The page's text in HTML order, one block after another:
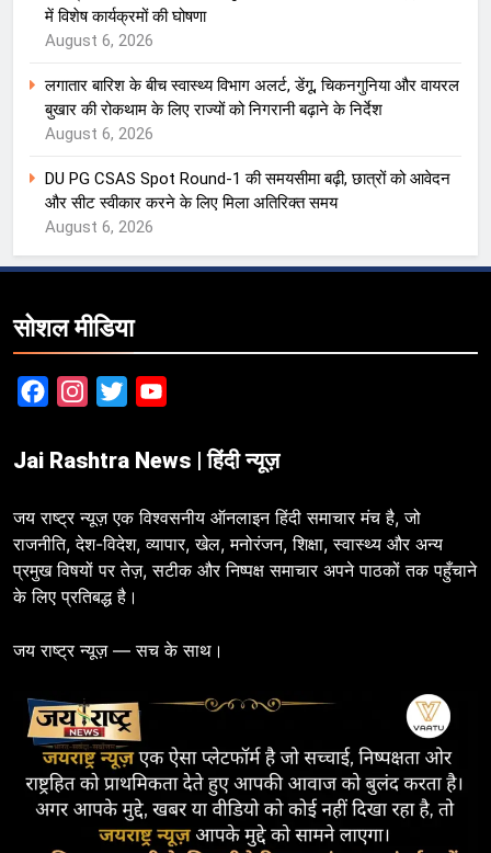
में विशेष कार्यक्रमों की घोषणा
August 6, 2026
लगातार बारिश के बीच स्वास्थ्य विभाग अलर्ट, डेंगू, चिकनगुनिया और वायरल
बुखार की रोकथाम के लिए राज्यों को निगरानी बढ़ाने के निर्देश
August 6, 2026
DU PG CSAS Spot Round-1 की समयसीमा बढ़ी, छात्रों को आवेदन
और सीट स्वीकार करने के लिए मिला अतिरिक्त समय
August 6, 2026
सोशल मीडिया
FacebookInstagram
Twitter
Jai Rashtra News | हिंदी न्यूज़
जय राष्ट्र न्यूज़ एक विश्वसनीय ऑनलाइन हिंदी समाचार मंच है, जो
राजनीति, देश-विदेश, व्यापार, खेल, मनोरंजन, शिक्षा, स्वास्थ्य और अन्य
प्रमुख विषयों पर तेज़, सटीक और निष्पक्ष समाचार अपने पाठकों तक पहुँचाने
के लिए प्रतिबद्ध है।
जय राष्ट्र न्यूज़ — सच के साथ।